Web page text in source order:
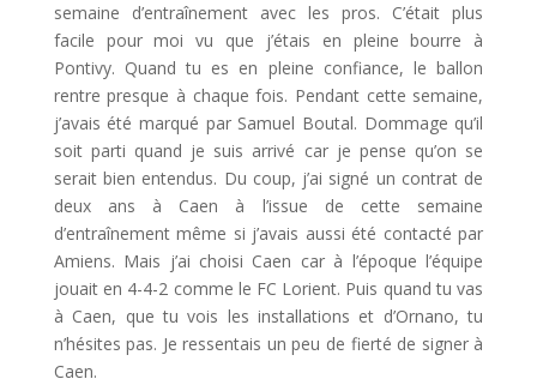
semaine d’entraînement avec les pros. C’était plus
facile pour moi vu que j’étais en pleine bourre à
Pontivy. Quand tu es en pleine confiance, le ballon
rentre presque à chaque fois. Pendant cette semaine,
j’avais été marqué par Samuel Boutal. Dommage qu’il
soit parti quand je suis arrivé car je pense qu’on se
serait bien entendus. Du coup, j’ai signé un contrat de
deux ans à Caen à l’issue de cette semaine
d’entraînement même si j’avais aussi été contacté par
Amiens. Mais j’ai choisi Caen car à l’époque l’équipe
jouait en 4-4-2 comme le FC Lorient. Puis quand tu vas
à Caen, que tu vois les installations et d’Ornano, tu
n’hésites pas. Je ressentais un peu de fierté de signer à
Caen.